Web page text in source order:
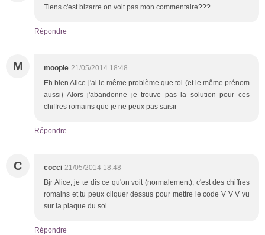
Tiens c'est bizarre on voit pas mon commentaire???
Répondre
M moopie 21/05/2014 18:48
Eh bien Alice j'ai le même problème que toi (et le même prénom
aussi) Alors j'abandonne je trouve pas la solution pour ces
chiffres romains que je ne peux pas saisir
Répondre
C cocci 21/05/2014 18:48
Bjr Alice, je te dis ce qu'on voit (normalement), c'est des chiffres
romains et tu peux cliquer dessus pour mettre le code V V V vu
sur la plaque du sol
Répondre